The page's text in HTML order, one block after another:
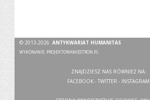
© 2013-2026ANTYKWARIAT HUMANITAS
WYKONANIE: PROJEKTOWANIESTRON.PL
ZNAJDZIESZ NAS RÓWNIEŻ NA:
FACEBOOK - TWITTER - INSTAGRAM